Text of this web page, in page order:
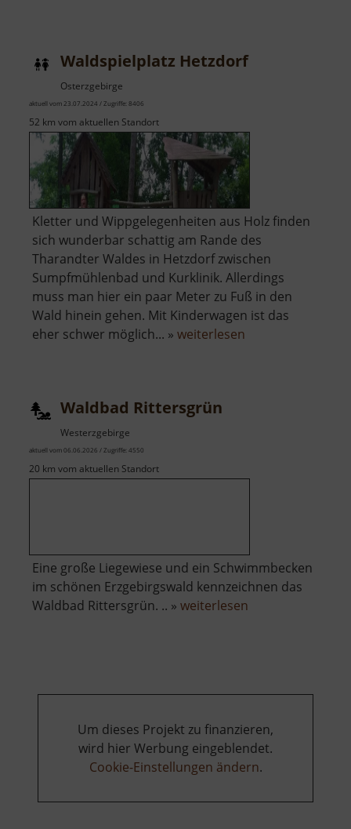
Waldspielplatz Hetzdorf
Osterzgebirge
aktuell vom 23.07.2024 / Zugriffe: 8406
52 km vom aktuellen Standort
Kletter und Wippgelegenheiten aus Holz finden
sich wunderbar schattig am Rande des
Tharandter Waldes in Hetzdorf zwischen
Sumpfmühlenbad und Kurklinik. Allerdings
muss man hier ein paar Meter zu Fuß in den
Wald hinein gehen. Mit Kinderwagen ist das
eher schwer möglich... » weiterlesen
Waldbad Rittersgrün
Westerzgebirge
aktuell vom 06.06.2026 / Zugriffe: 4550
20 km vom aktuellen Standort
Eine große Liegewiese und ein Schwimmbecken
im schönen Erzgebirgswald kennzeichnen das
Waldbad Rittersgrün. .. » weiterlesen
Um dieses Projekt zu finanzieren,
wird hier Werbung eingeblendet.
Cookie-Einstellungen ändern.